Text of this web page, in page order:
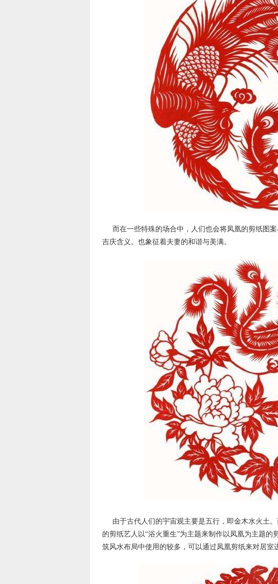
而在一些特殊的场合中，人们也会将凤凰的剪纸图
吉庆含义。也象征着夫妻的和谐与美满。
由于古代人们的宇宙观主要是五行，即金木水火土
的剪纸艺人以“浴火重生”为主题来制作以凤凰为主题
筑风水布局中使用的较多，可以通过凤凰剪纸来对居室